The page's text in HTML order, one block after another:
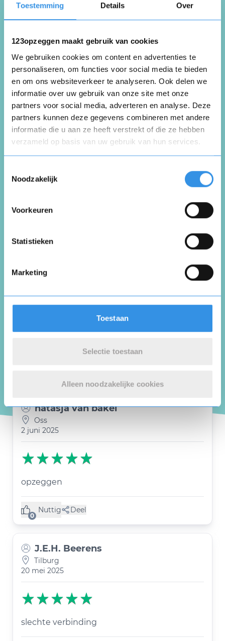
Toestemming Details Over
123opzeggen maakt gebruik van cookies
We gebruiken cookies om content en advertenties te
personaliseren, om functies voor social media te bieden
en om ons websiteverkeer te analyseren. Ook delen we
informatie over uw gebruik van onze site met onze
partners voor social media, adverteren en analyse. Deze
partners kunnen deze gegevens combineren met andere
informatie die u aan ze heeft verstrekt of die ze hebben
verzameld op basis van uw gebruik van hun services.
Noodzakelijk
Voorkeuren
Statistieken
Marketing
Toestaan
Selectie toestaan
Alleen noodzakelijke cookies
0 (0 like) Deel
Gerrie Munsters
Helmond
24 juni 2025
Herkenbosch
16 juni 2025
Slecht internet. En onmogelijk om op te
natasja van bakel
Oss
2 juni 2025
opzeggen
0
Nuttig
(0 like) Deel
J.E.H. Beerens
Tilburg
20 mei 2025
slechte verbinding